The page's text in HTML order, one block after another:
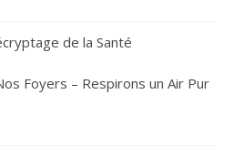
de la Santé
Foyers – Respirons un Air Pur